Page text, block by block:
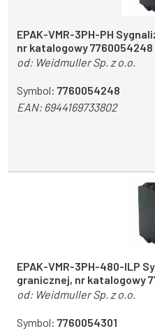
EPAK-VMR-3PH-PH
nr katalogowy 7760054248
od: Weidmuller Sp. z o.o.
Symbol: 7760054248
EAN:6944169733802
EPAK-VMR-3PH-480-ILP
granicznej, nr katalogowy
od: Weidmuller Sp. z o.o.
Symbol: 7760054301